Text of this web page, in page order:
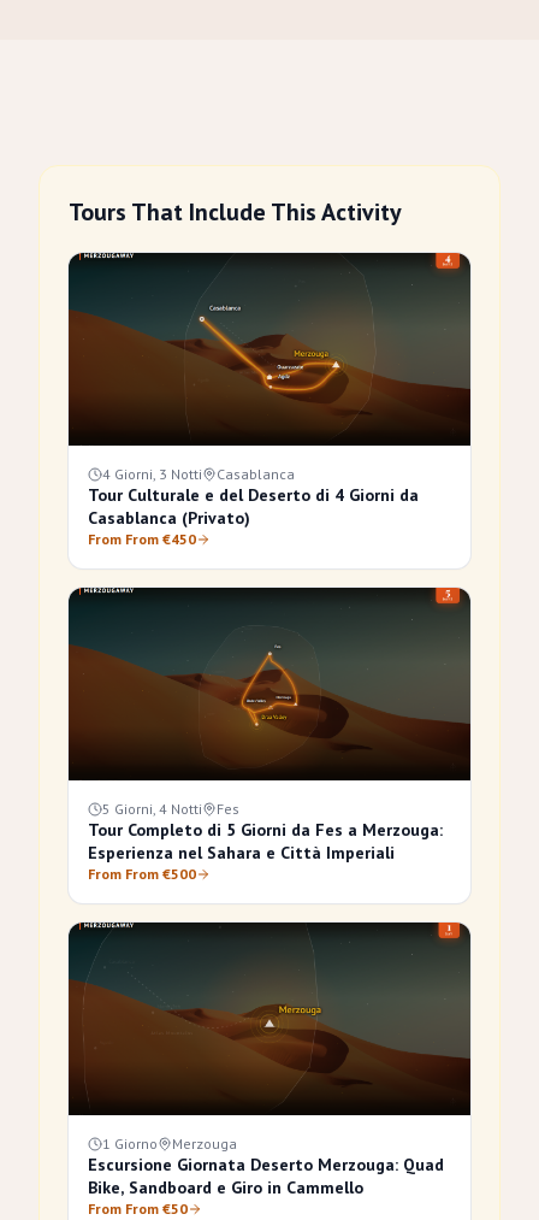
Tours That Include This Activity
4 Giorni, 3 Notti Casablanca
Tour Culturale e del Deserto di 4 Giorni da
Casablanca (Privato)
From From €450
5 Giorni, 4 Notti Fes
Tour Completo di 5 Giorni da Fes a Merzouga:
Esperienza nel Sahara e Città Imperiali
From From €500
1 Giorno Merzouga
Escursione Giornata Deserto Merzouga: Quad
Bike, Sandboard e Giro in Cammello
From From €50